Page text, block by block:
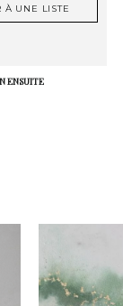
À UNE LISTE
ENSUITE